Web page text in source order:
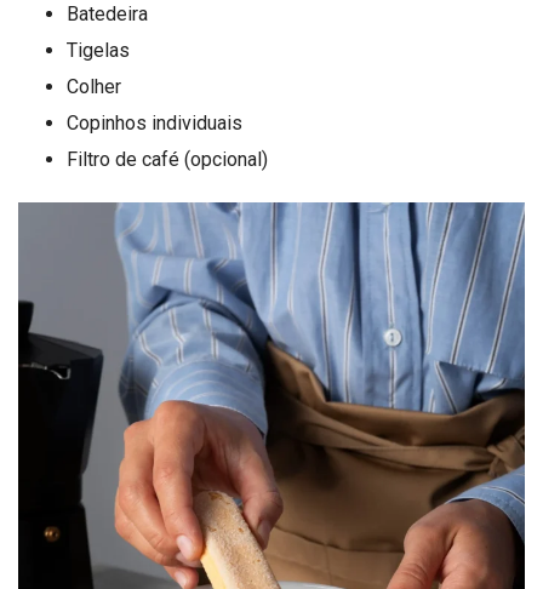
Batedeira
Tigelas
Colher
Copinhos individuais
Filtro de café (opcional)